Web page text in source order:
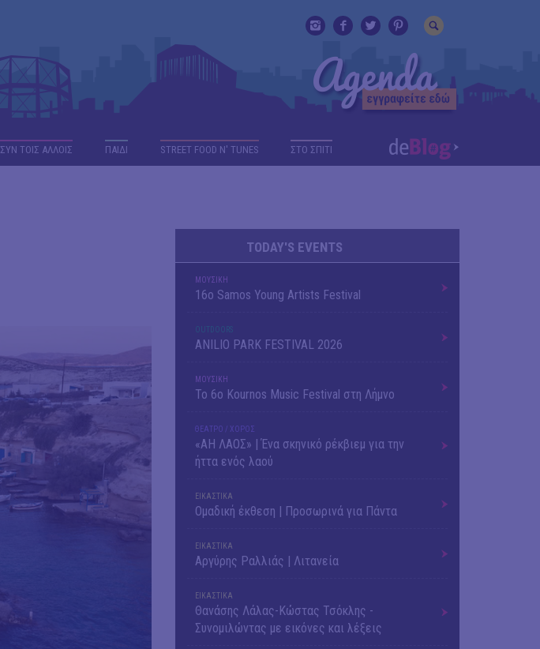
ΣΥΝ ΤΟΙΣ ΑΛΛΟΙΣ ΠΑΙΔΙ STREET FOOD N' TUNES ΣΤΟ ΣΠΙΤΙ
TODAY'S EVENTS
ΜΟΥΣΙΚΗ
16o Samos Young Artists Festival
OUTDΟORS
ANILIO PARK FESTIVAL 2026
ΜΟΥΣΙΚΗ
Το 6ο Kournos Music Festival στη Λήμνο
ΘΕΑΤΡΟ / ΧΟΡΟΣ
«ΑΗ ΛΑΟΣ» | Ένα σκηνικό ρέκβιεμ για την
ήττα ενός λαού
ΕΙΚΑΣΤΙΚΑ
Ομαδική έκθεση | Προσωρινά για Πάντα
ΕΙΚΑΣΤΙΚΑ
Αργύρης Ραλλιάς | Λιτανεία
ΕΙΚΑΣΤΙΚΑ
Θανάσης Λάλας-Κώστας Τσόκλης -
Συνομιλώντας με εικόνες και λέξεις